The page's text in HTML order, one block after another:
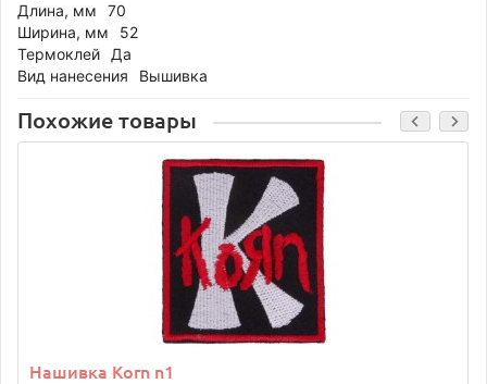
Длина, мм
70
Ширина, мм
52
Термоклей
Да
Вид нанесения
Вышивка
Похожие товары
Нашивка Korn n1